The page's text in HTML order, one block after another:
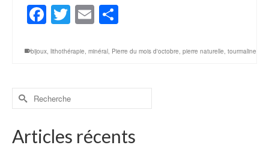
Facebook
Twitter
Email
bijoux, lithothérapie, minéral, Pierre du mois d'octobre, pierre naturelle, tourmaline
Rechercher :
Articles récents